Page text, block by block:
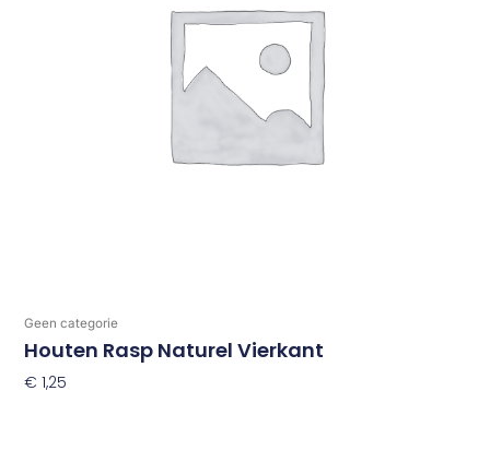
Geen categorie
Houten Rasp Naturel Vierkant
€ 1,25